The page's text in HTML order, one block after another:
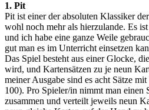
1. Pit
Pit ist einer der absoluten Klassiker
wohl noch mehr als hierzulande. Es
und ich habe eine ganze Weile
gut man es im Unterricht einsetzen
Das Spiel besteht aus einer Glocke,
wird, und Kartensätzen zu je neun
meiner Ausgabe sind es acht Sätze
100). Pro Spieler/in nimmt man einen
zusammen und verteilt jeweils neun